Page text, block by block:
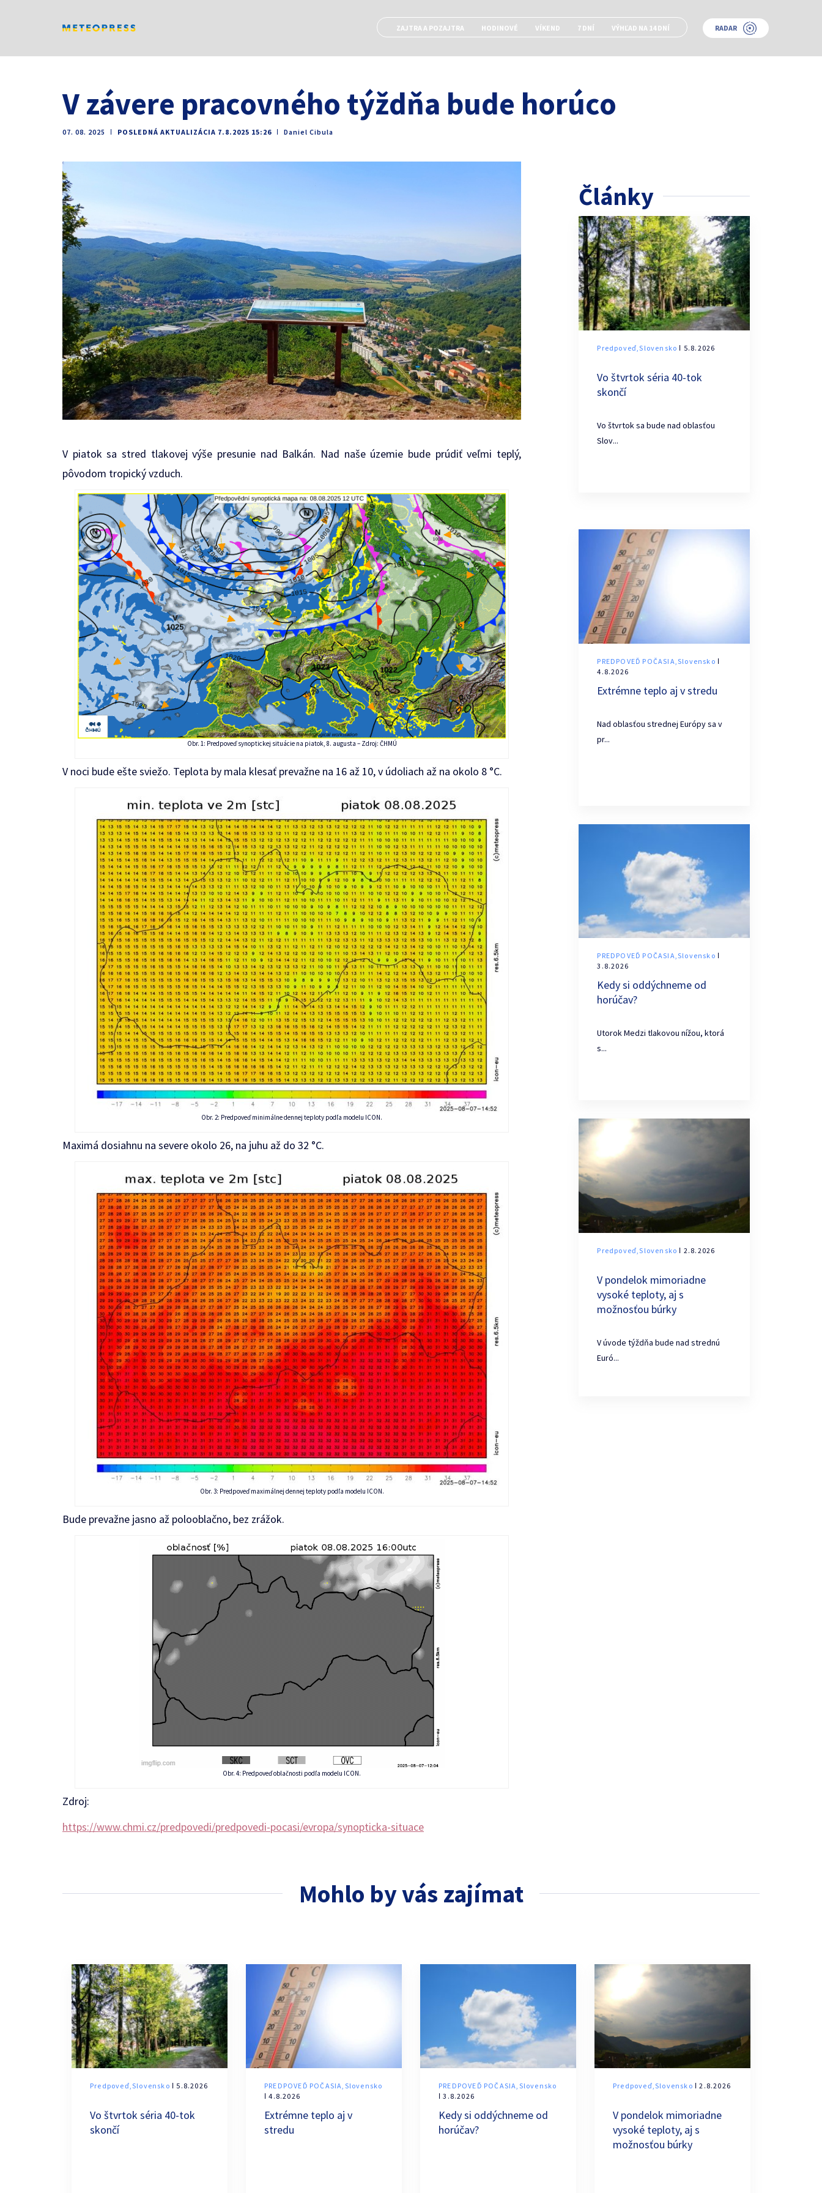
ZAJTRA A POZAJTRA HODINOVÉ VÍKEND 7 DNÍ VÝHĽAD NA 14 DNÍ RADAR
V závere pracovného týždňa bude horúco
07. 08. 2025 ǀ POSLEDNÁ AKTUALIZÁCIA 7.8.2025 15:26 ǀ Daniel Cibula
V piatok sa stred tlakovej výše presunie nad Balkán. Nad naše územie bude prúdiť veľmi teplý,
pôvodom tropický vzduch.
Obr. 1: Predpoveď synoptickej situácie na piatok, 8. augusta – Zdroj: ČHMÚ
V noci bude ešte sviežo. Teplota by mala klesať prevažne na 16 až 10, v údoliach až na okolo 8 °C.
Obr. 2: Predpoveď minimálne dennej teploty podľa modelu ICON.
Maximá dosiahnu na severe okolo 26, na juhu až do 32 °C.
Obr. 3: Predpoveď maximálnej dennej teploty podľa modelu ICON.
Bude prevažne jasno až polooblačno, bez zrážok.
Obr. 4: Predpoveď oblačnosti podľa modelu ICON.
Zdroj:
https://www.chmi.cz/predpovedi/predpovedi-pocasi/evropa/synopticka-situace
Články
Predpoveď,Slovensko ǀ 5.8.2026
Vo štvrtok séria 40-tok
skončí
Vo štvrtok sa bude nad oblasťou
Slov...
PREDPOVEĎ POČASIA,Slovensko ǀ
4.8.2026
Extrémne teplo aj v stredu
Nad oblasťou strednej Európy sa v
pr...
PREDPOVEĎ POČASIA,Slovensko ǀ
3.8.2026
Kedy si oddýchneme od
horúčav?
Utorok Medzi tlakovou nížou, ktorá
s...
Predpoveď,Slovensko ǀ 2.8.2026
V pondelok mimoriadne
vysoké teploty, aj s
možnosťou búrky
V úvode týždňa bude nad strednú
Euró...
Mohlo by vás zajímat
Predpoveď,Slovensko ǀ 5.8.2026
Vo štvrtok séria 40-tok
skončí
PREDPOVEĎ POČASIA,Slovensko
ǀ 4.8.2026
Extrémne teplo aj v
stredu
PREDPOVEĎ POČASIA,Slovensko
ǀ 3.8.2026
Kedy si oddýchneme od
horúčav?
Predpoveď,Slovensko ǀ 2.8.2026
V pondelok mimoriadne
vysoké teploty, aj s
možnosťou búrky